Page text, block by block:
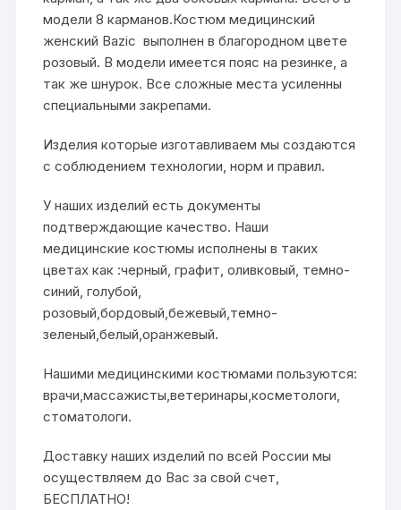
модели 8 карманов.Костюм медицинский
женский Bazic выполнен в благородном цвете
розовый. В модели имеется пояс на резинке, а
так же шнурок. Все сложные места усиленны
специальными закрепами.
Изделия которые изготавливаем мы создаются
с соблюдением технологии, норм и правил.
У наших изделий есть документы
подтверждающие качество. Наши
медицинские костюмы исполнены в таких
цветах как :черный, графит, оливковый, темно-
синий, голубой,
розовый,бордовый,бежевый,темно-
зеленый,белый,оранжевый.
Нашими медицинскими костюмами пользуются:
врачи,массажисты,ветеринары,косметологи,
стоматологи.
Доставку наших изделий по всей России мы
осуществляем до Вас за свой счет,
БЕСПЛАТНО!